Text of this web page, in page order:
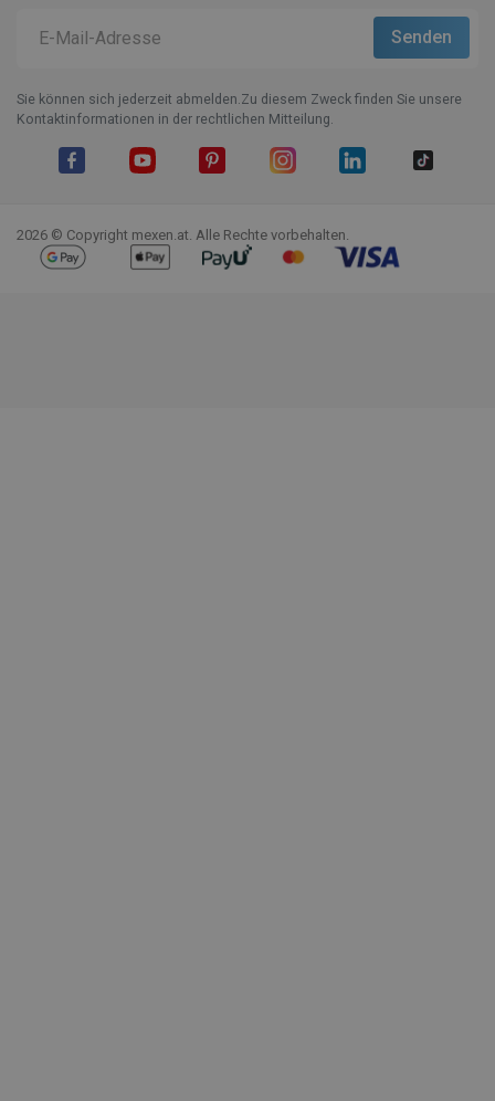
Sie können sich jederzeit abmelden.Zu diesem Zweck finden Sie unsere
Kontaktinformationen in der rechtlichen Mitteilung.
2026 © Copyright mexen.at. Alle Rechte vorbehalten.